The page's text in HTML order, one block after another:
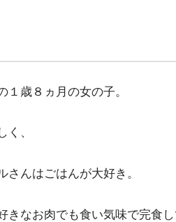
歳８ヵ月の女の子。
く、
んはごはんが大好き。
なお肉でも食い気味で完食し